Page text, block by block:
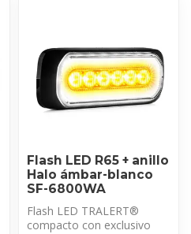
Flash LED R65 + anillo
Halo ámbar-blanco
SF-6800WA
Flash LED TRALERT®
compacto con exclusivo